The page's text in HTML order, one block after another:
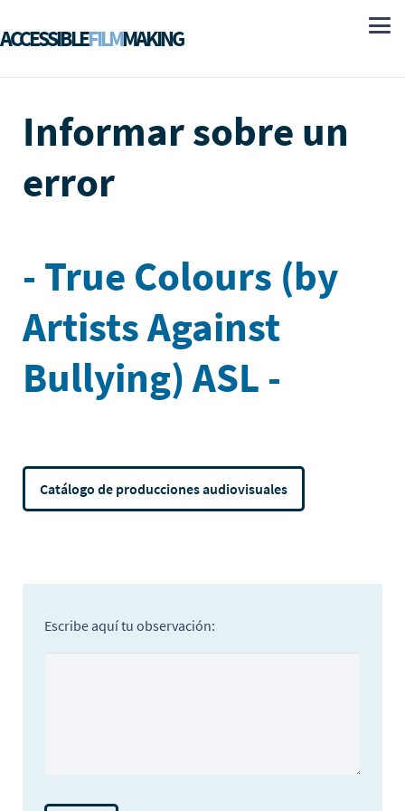
ACCESSIBLEFILMMAKING
Informar sobre un
error
- True Colours (by
Artists Against
Bullying) ASL -
Catálogo de producciones audiovisuales
Escribe aquí tu observación: